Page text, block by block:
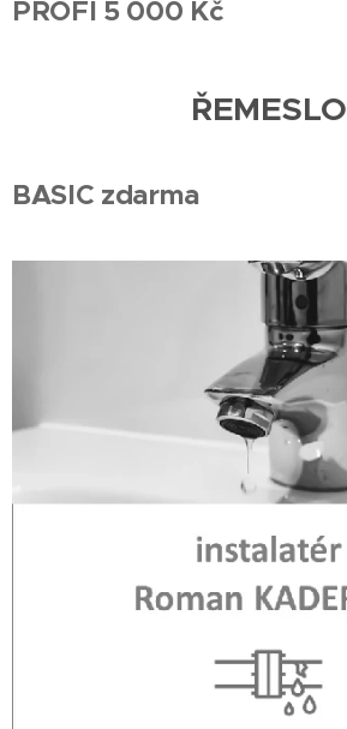
PROFI 5 000 Kč
ŘEMESLO
BASIC zdarma